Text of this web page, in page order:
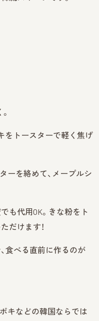
をトースターで軽く焦げ
ターを絡めて、メープルシ
も代用OK。きな粉をト
だけます！
食べる直前に作るのが
キなどの韓国ならでは